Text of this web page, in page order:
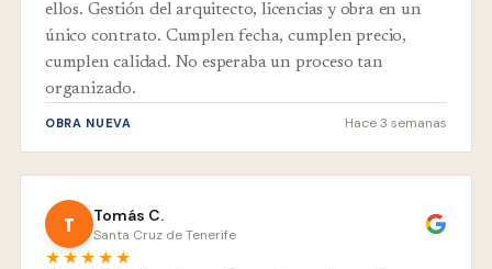
ellos. Gestión del arquitecto, licencias y obra en un
único contrato. Cumplen fecha, cumplen precio,
cumplen calidad. No esperaba un proceso tan
organizado.
OBRA NUEVA Hace 3 semanas
T Tomás C.
Santa Cruz de Tenerife
★★★★★